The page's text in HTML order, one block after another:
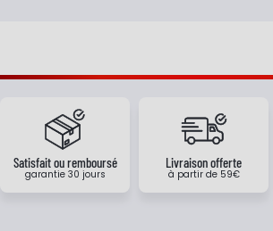
Satisfait ou remboursé
garantie 30 jours
Livraison offerte
à partir de 59€